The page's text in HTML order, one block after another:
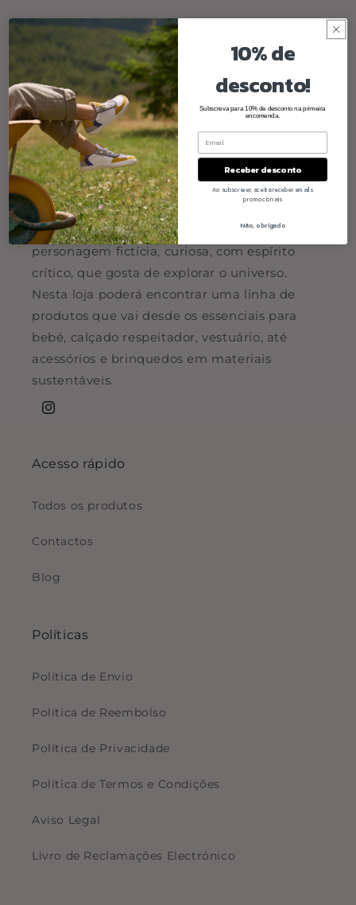
Quem somos
A Olio Mel é uma loja inspirada numa
personagem fictícia, curiosa, com espírito
crítico, que gosta de explorar o universo.
Nesta loja poderá encontrar uma linha de
produtos que vai desde os essenciais para
bebé, calçado respeitador, vestuário, até
acessórios e brinquedos em materiais
sustentáveis.
Instagram
Acesso rápido
Todos os produtos
Contactos
Blog
Políticas
Política de Envio
Política de Reembolso
Política de Privacidade
Política de Termos e Condições
Aviso Legal
Livro de Reclamações Electrónico
10% de
desconto!
Subscreva para 10% de desconto na primeira
encomenda.
Receber desconto
Ao subscrever, aceita receber emails
promocionais
Não, obrigado